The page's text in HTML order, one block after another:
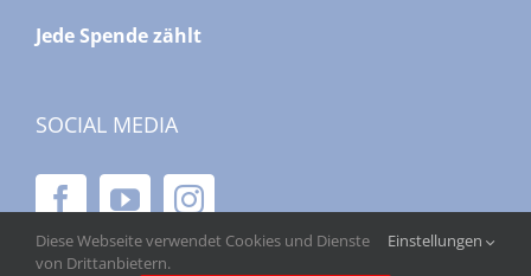
Jede Spende zählt
SOCIAL MEDIA
Diese Webseite verwendet Cookies und Dienste
von Drittanbietern.
Einstellungen